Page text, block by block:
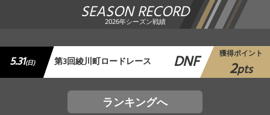
SEASON RECORD
2026年シーズン戦績
5.31(日) 第3回綾川町ロードレース DNF 獲得ポイント
2pts
ランキングへ